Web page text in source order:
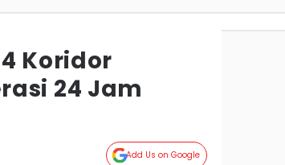
Koridor
24 Jam
Add Us on Google